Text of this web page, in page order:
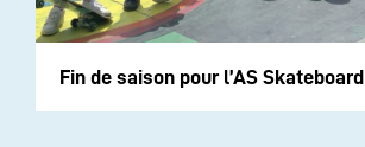
Fin de saison pour l’AS Skateboard